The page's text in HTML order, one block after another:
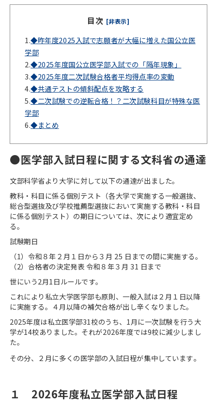
目次 [非表示]
1.◆昨年度2025入試で志願者が大幅に増えた国公立医
学部
2.◆2025年度国公立医学部入試での「隔年現象」
3.◆2025年度二次試験合格者平均得点率の変動
4.◆共通テストの傾斜配点を攻略する
5.◆二次試験での逆転合格！？二次試験科目が特殊な医
学部
6.◆まとめ
●医学部入試日程に関する文科省の通達
文部科学省より大学に対して以下の通達が出ました。
教科・科目に係る個別テスト（各大学で実施する一般選抜、
総合型選抜及び学校推薦型選抜において実施する教科・科目
に係る個別テスト）の期日については、次により適宜定め
る。
試験期日
（1）令和８年２月１日から３月 25 日までの間に実施する。
（2）合格者の決定発表 令和８年３月 31 日まで
世にいう2月1 日ルールです。
これにより私立大学医学部も原則、一般入試は２月１日以降
に実施する。４月以降の補欠合格が出し辛くなりました。
2025年度は私立医学部31校のうち、 1月に一次試験を行う大
学が14校ありました。それが2026年度では9校に減少しまし
た。
その分、２月に多くの医学部の入試日程が集中しています。
１ 2026年度私立医学部入試日程